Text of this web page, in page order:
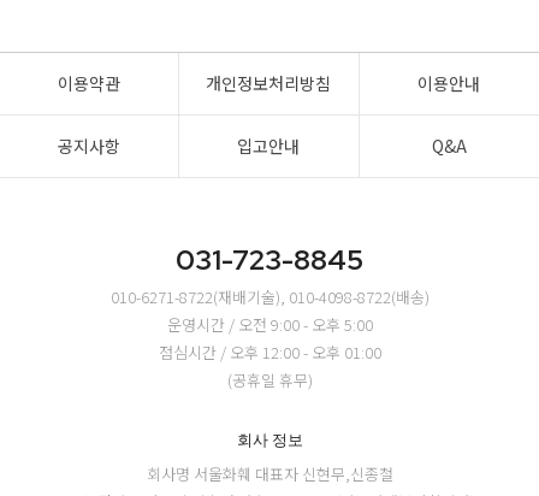
이용약관 개인정보처리방침 이용안내
공지사항 입고안내 Q&A
031-723-8845
010-6271-8722(재배기술), 010-4098-8722(배송)
운영시간 / 오전 9:00 - 오후 5:00
점심시간 / 오후 12:00 - 오후 01:00
(공휴일 휴무)
회사 정보
회사명 서울화훼 대표자 신현무,신종철